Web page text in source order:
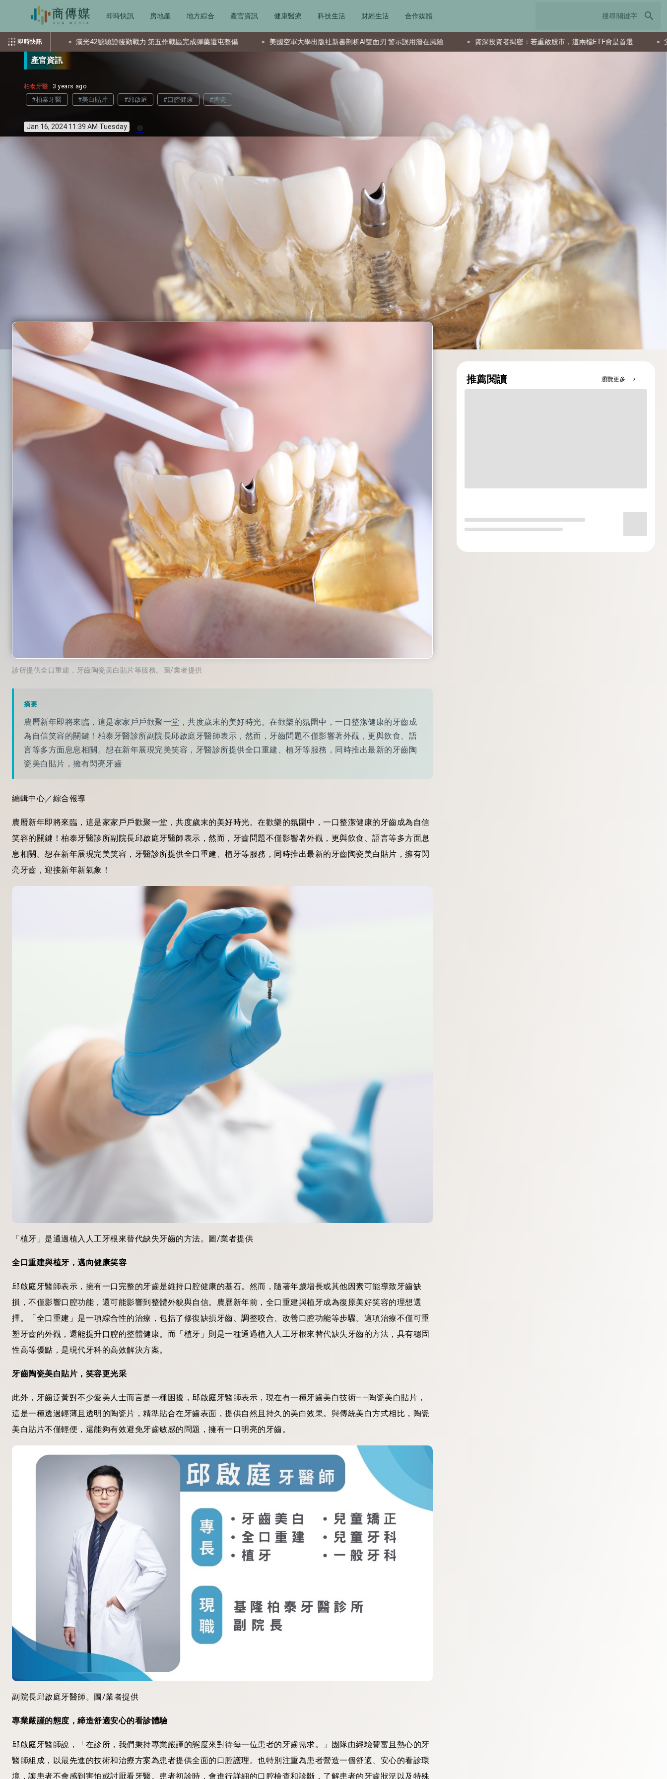
即時快訊 房地產 地方綜合 產官資訊 健康醫療 科技生活 財經生活 合作媒體 search
即時快訊
42號驗證後勤戰力 第五作戰區完成彈藥還屯整備 美國空軍大學出版社新書剖析AI雙面刃 警示誤用潛在風險 資深投資者揭密：若重啟股市，這兩檔ETF會是首選 父親節送什麼最實用？從聚
產官資訊
柏泰牙醫 3 years ago
#柏泰牙醫 #美白貼片 #邱啟庭 #口腔健康 #陶瓷
Jan 16, 2024 11:39 AM Tuesday info
診所提供全口重建，牙齒陶瓷美白貼片等服務。圖/業者提供
摘要
農曆新年即將來臨，這是家家戶戶歡聚一堂，共度歲末的美好時光。在歡樂的氛圍中，一口整潔健康的牙齒成
為自信笑容的關鍵！柏泰牙醫診所副院長邱啟庭牙醫師表示，然而，牙齒問題不僅影響著外觀，更與飲食、語
言等多方面息息相關。想在新年展現完美笑容，牙醫診所提供全口重建、植牙等服務，同時推出最新的牙齒陶
瓷美白貼片，擁有閃亮牙齒
編輯中心／綜合報導
農曆新年即將來臨，這是家家戶戶歡聚一堂，共度歲末的美好時光。在歡樂的氛圍中，一口整潔健康的牙齒成為自信
笑容的關鍵！柏泰牙醫診所副院長邱啟庭牙醫師表示，然而，牙齒問題不僅影響著外觀，更與飲食、語言等多方面息
息相關。想在新年展現完美笑容，牙醫診所提供全口重建、植牙等服務，同時推出最新的牙齒陶瓷美白貼片，擁有閃
亮牙齒，迎接新年新氣象！
「植牙」是通過植入人工牙根來替代缺失牙齒的方法。圖/業者提供
全口重建與植牙，邁向健康笑容
邱啟庭牙醫師表示，擁有一口完整的牙齒是維持口腔健康的基石。然而，隨著年歲增長或其他因素可能導致牙齒缺
損，不僅影響口腔功能，還可能影響到整體外貌與自信。農曆新年前，全口重建與植牙成為復原美好笑容的理想選
擇。「全口重建」是一項綜合性的治療，包括了修復缺損牙齒、調整咬合、改善口腔功能等步驟。這項治療不僅可重
塑牙齒的外觀，還能提升口腔的整體健康。而「植牙」則是一種通過植入人工牙根來替代缺失牙齒的方法，具有穩固
性高等優點，是現代牙科的高效解決方案。
牙齒陶瓷美白貼片，笑容更光采
此外，牙齒泛黃對不少愛美人士而言是一種困擾，邱啟庭牙醫師表示，現在有一種牙齒美白技術——陶瓷美白貼片，
這是一種透過輕薄且透明的陶瓷片，精準貼合在牙齒表面，提供自然且持久的美白效果。與傳統美白方式相比，陶瓷
美白貼片不僅輕便，還能夠有效避免牙齒敏感的問題，擁有一口明亮的牙齒。
副院長邱啟庭牙醫師。圖/業者提供
專業嚴謹的態度，締造舒適安心的看診體驗
邱啟庭牙醫師說，「在診所，我們秉持專業嚴謹的態度來對待每一位患者的牙齒需求。」團隊由經驗豐富且熱心的牙
醫師組成，以最先進的技術和治療方案為患者提供全面的口腔護理。也特別注重為患者營造一個舒適、安心的看診環
境，讓患者不會感到害怕或討厭看牙醫。患者初診時，會進行詳細的口腔檢查和診斷，了解患者的牙齒狀況以及特殊
推薦閱讀 瀏覽更多 chevron_right